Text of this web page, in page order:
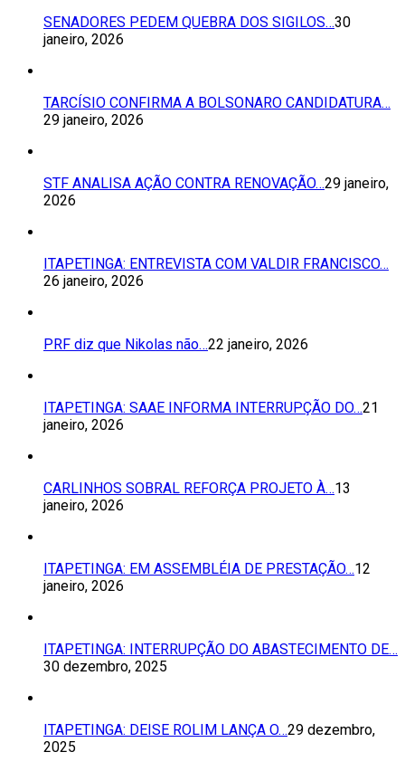
SENADORES PEDEM QUEBRA DOS SIGILOS…30
janeiro, 2026
TARCÍSIO CONFIRMA A BOLSONARO CANDIDATURA…
29 janeiro, 2026
STF ANALISA AÇÃO CONTRA RENOVAÇÃO…29 janeiro,
2026
ITAPETINGA: ENTREVISTA COM VALDIR FRANCISCO…
26 janeiro, 2026
PRF diz que Nikolas não…22 janeiro, 2026
ITAPETINGA: SAAE INFORMA INTERRUPÇÃO DO…21
janeiro, 2026
CARLINHOS SOBRAL REFORÇA PROJETO À…13
janeiro, 2026
ITAPETINGA: EM ASSEMBLÉIA DE PRESTAÇÃO…12
janeiro, 2026
ITAPETINGA: INTERRUPÇÃO DO ABASTECIMENTO DE…
30 dezembro, 2025
ITAPETINGA: DEISE ROLIM LANÇA O…29 dezembro,
2025